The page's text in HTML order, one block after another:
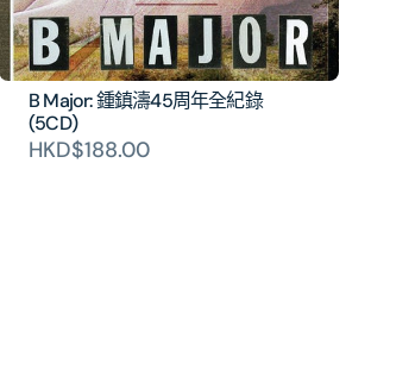
B Major: 鍾鎮濤45周年全紀錄
(5CD)
HKD$188.00